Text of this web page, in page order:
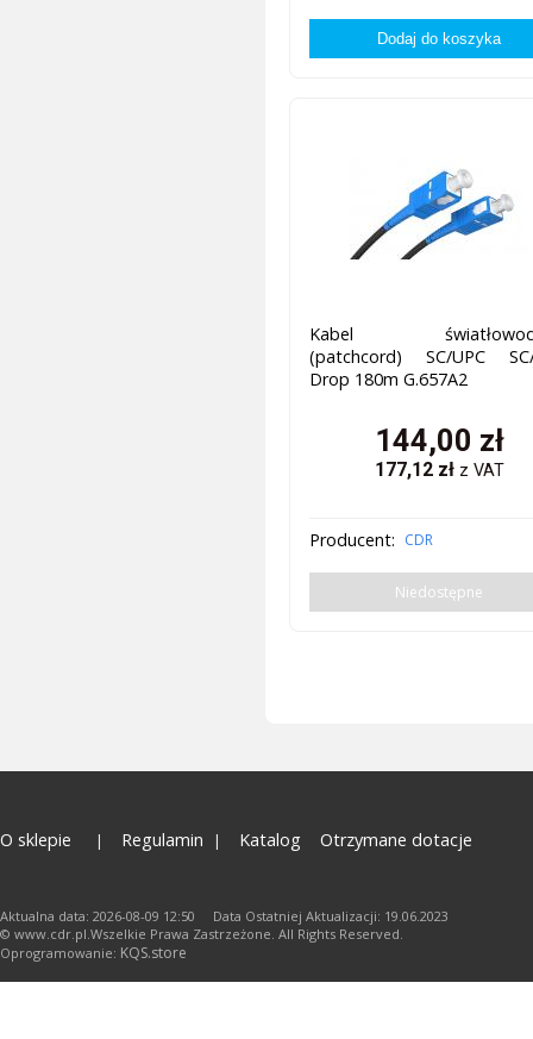
Kabel
(patchcord) SC/UPC SC/
Drop 180m G.657A2
144,00 zł
177,12zł z VAT
Producent: CDR
Niedostępne
O sklepie Regulamin Katalog Otrzymane dotacje
Aktualna data: 2026-08-09 12:50 Data Ostatniej Aktualizacji: 19.06.2023
© www.cdr.pl.Wszelkie Prawa Zastrzeżone. All Rights Reserved.
Oprogramowanie: KQS.store